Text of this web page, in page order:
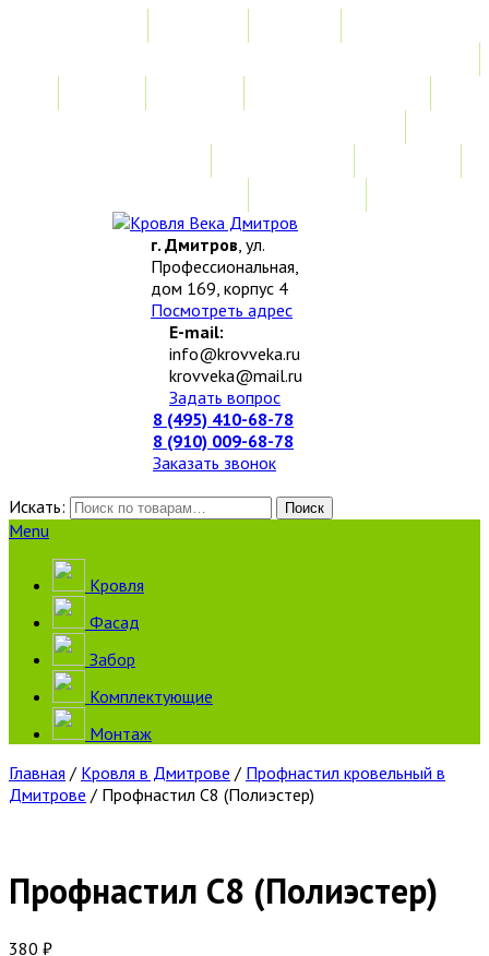
г. Дмитров, ул.
Профессиональная,
дом 169, корпус 4
Посмотреть адрес
E-mail:
info@krovveka.ru
krovveka@mail.ru
Задать вопрос
8 (495) 410-68-78
8 (910) 009-68-78
Заказать звонок
Искать:
Поиск
Menu
Кровля
Фасад
Забор
Комплектующие
Монтаж
Главная / Кровля в Дмитрове / Профнастил кровельный в
Дмитрове / Профнастил С8 (Полиэстер)
Профнастил С8 (Полиэстер)
380 ₽